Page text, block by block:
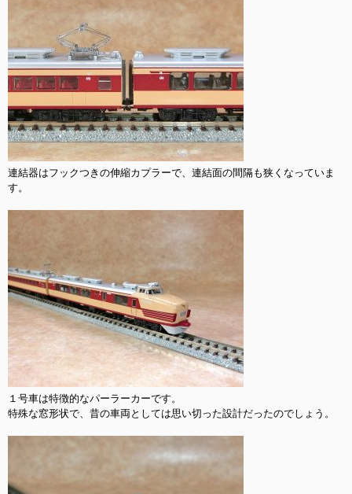
連結器はフックつきの伸縮カプラーで、連結面の間隔も狭くなっていま
す。
１号車は特徴的なパーラーカーです。
特殊な窓形状で、昔の車両としては思い切った設計だったのでしょう。